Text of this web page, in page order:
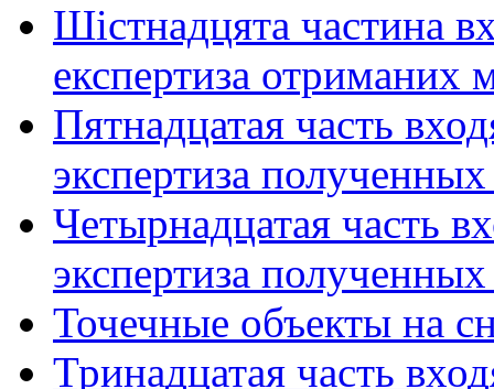
Шістнадцята частина
експертиза отриманих
Пятнадцатая часть
экспертиза
Четырнадцатая часть
экспертиза
Точечные объекты на
Тринадцатая часть